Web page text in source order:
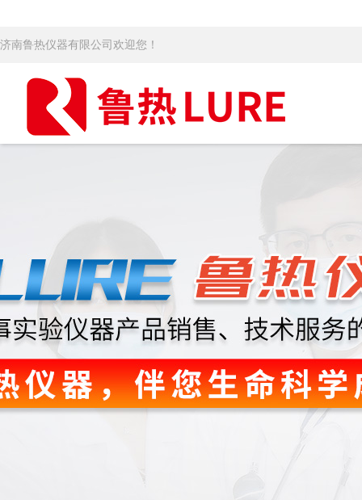
济南鲁热仪器有限公司欢迎您！